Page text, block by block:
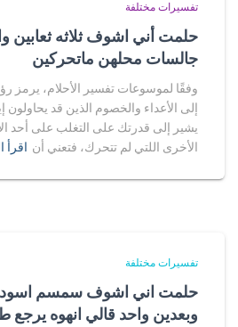
تفسيرات مختلفة
حلمت أني اشوف ثلاثه ثعابين
جالسات محلهن ماتحركين
وفقًا لموسوعات تفسير الأحلام، يرمز
إلى الأعداء والخصوم الذين قد يحاولون
يشير إلى قدرتك على التغلب على أحد
الأخرى اللتي لم تتحرك، فتعني أن اقرأ
تفسيرات مختلفة
حلمت اني اشوف سمسم اسود
وبعدين واحد قالي انهوه يرجع